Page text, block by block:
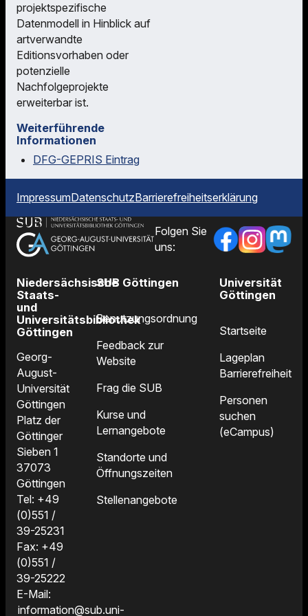
projektspezifische
Datenmodell in Hinblick auf
artverwandte
Editionsvorhaben oder
potenzielle
Nachfolgeprojekte
erweiterbar ist.
Weiterführende
Informationen
DFG-GEPRIS Eintrag
ImpressumDatenschutzBarrierefreiheitserklärung
Folgen Sie
uns:
Niedersächsische
Staats-
und
Universitätsbibliothek
Göttingen
Georg-
August-
Universität
Göttingen
Platz der
Göttinger
Sieben 1
37073
Göttingen
Tel: +49
(0)551 /
39-25231
Fax: +49
(0)551 /
39-25222
E-Mail:
information@sub.uni-
SUB Göttingen
Benutzungsordnung
Feedback zur
Website
Frag die SUB
Kurse und
Lernangebote
Standorte und
Öffnungszeiten
Stellenangebote
Universität
Göttingen
Startseite
Lageplan
Barrierefreiheit
Personen
suchen
(eCampus)